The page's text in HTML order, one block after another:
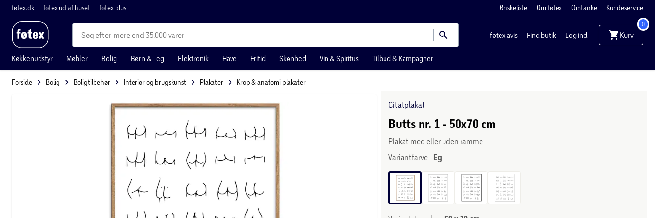
føtex.dk føtex ud af huset føtex plus Ønskeliste Om føtex Omtanke Kundeservice
mere end 35.000 varer føtex avis Find butik Log ind Kurv
0
Køkkenudstyr Møbler Bolig Børn & Leg Elektronik Have Fritid Skønhed Vin & Spiritus Tilbud & Kampagner
Forside Bolig Boligtilbehør Interiør og brugskunst Plakater Krop & anatomi plakater
Citatplakat
Butts nr. 1 - 50x70 cm
Plakat med eller uden ramme
Variantfarve - Eg